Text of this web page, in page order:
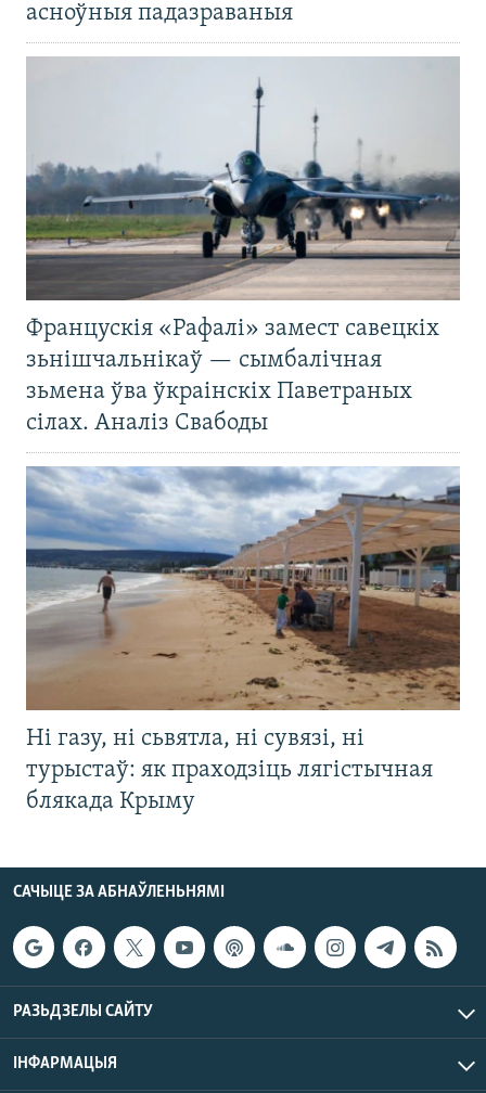
асноўныя падазраваныя
Францускія «Рафалі» замест савецкіх
зьнішчальнікаў — сымбалічная
зьмена ўва ўкраінскіх Паветраных
сілах. Аналіз Свабоды
Ні газу, ні сьвятла, ні сувязі, ні
турыстаў: як праходзіць лягістычная
блякада Крыму
САЧЫЦЕ ЗА АБНАЎЛЕНЬНЯМІ
РАЗЬДЗЕЛЫ САЙТУ
ІНФАРМАЦЫЯ